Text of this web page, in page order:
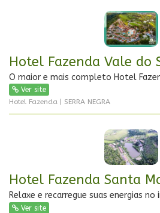
Hotel Fazenda Vale do
O maior e mais completo Hotel
Ver site
Hotel Fazenda | SERRA NEGRA
Hotel Fazenda Santa
Relaxe e recarregue suas energias
Ver site